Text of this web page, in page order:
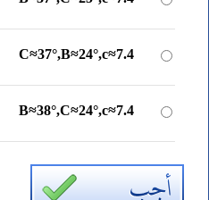
C≈37°,B≈24°,c≈7.4
B≈38°,C≈24°,c≈7.4